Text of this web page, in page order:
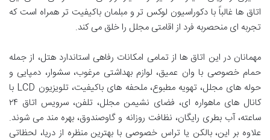
اتاق ها غالباً با دکوراسیون لوکس تر و مبلمان باکیفیت تر همراه است که
تجربه ای منحصربه فرد از اقامتی مجلل را خلق می کند.
مهمانان در این اتاق ها از تمامی امکانات رفاهی استاندارد هتل، از جمله
حمام خصوصی با وان عمیق، لوازم بهداشتی مرغوب، سشوار، دمپایی و
حوله های مجلل، تهویه مطبوع، ملحفه های باکیفیت، تلویزیون LCD با
کانال های ماهواره ای، فضای نشیمن مجلل، تلفن، سرویس اتاق ۲۴
ساعته، آب بطری رایگان، نظافت روزانه و گاوصندوق، بهره مند می شوند.
علاوه بر این، بالکن یا تراس خصوصی با بهترین منظره از دریا، لحظاتی